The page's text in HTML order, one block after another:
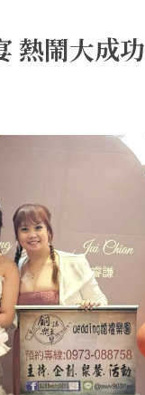
熱鬧大成功